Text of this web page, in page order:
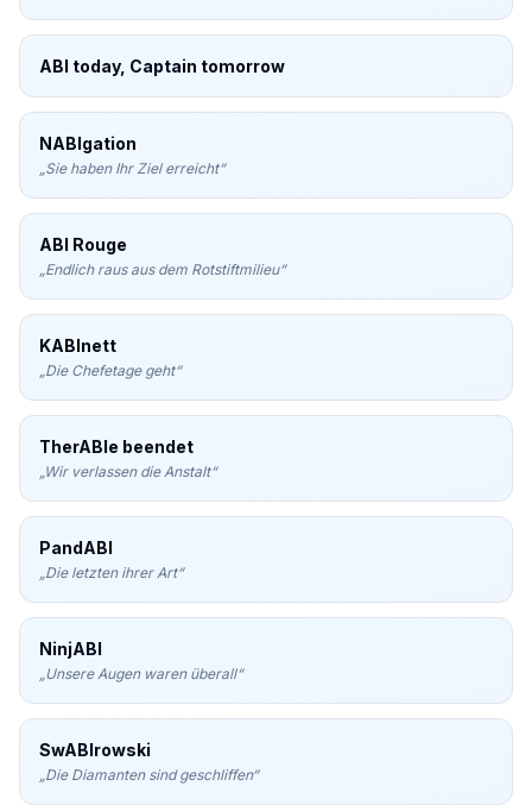
ABI today, Captain tomorrow
NABIgation
„Sie haben Ihr Ziel erreicht“
ABI Rouge
„Endlich raus aus dem Rotstiftmilieu“
KABInett
„Die Chefetage geht“
TherABIe beendet
„Wir verlassen die Anstalt“
PandABI
„Die letzten ihrer Art“
NinjABI
„Unsere Augen waren überall“
SwABIrowski
„Die Diamanten sind geschliffen“